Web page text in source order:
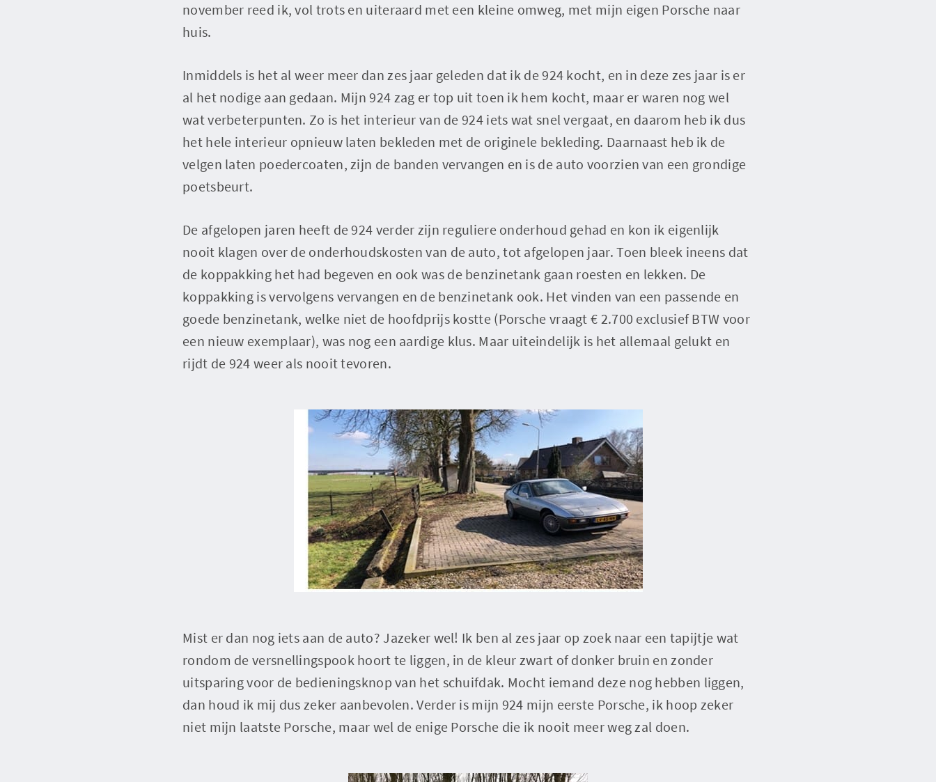
november reed ik, vol trots en uiteraard met een kleine omweg, met mijn eigen Porsche naar
huis.
Inmiddels is het al weer meer dan zes jaar geleden dat ik de 924 kocht, en in deze zes jaar is er
al het nodige aan gedaan. Mijn 924 zag er top uit toen ik hem kocht, maar er waren nog wel
wat verbeterpunten. Zo is het interieur van de 924 iets wat snel vergaat, en daarom heb ik dus
het hele interieur opnieuw laten bekleden met de originele bekleding. Daarnaast heb ik de
velgen laten poedercoaten, zijn de banden vervangen en is de auto voorzien van een grondige
poetsbeurt.
De afgelopen jaren heeft de 924 verder zijn reguliere onderhoud gehad en kon ik eigenlijk
nooit klagen over de onderhoudskosten van de auto, tot afgelopen jaar. Toen bleek ineens dat
de koppakking het had begeven en ook was de benzinetank gaan roesten en lekken. De
koppakking is vervolgens vervangen en de benzinetank ook. Het vinden van een passende en
goede benzinetank, welke niet de hoofdprijs kostte (Porsche vraagt € 2.700 exclusief BTW voor
een nieuw exemplaar), was nog een aardige klus. Maar uiteindelijk is het allemaal gelukt en
rijdt de 924 weer als nooit tevoren.
Mist er dan nog iets aan de auto? Jazeker wel! Ik ben al zes jaar op zoek naar een tapijtje wat
rondom de versnellingspook hoort te liggen, in de kleur zwart of donker bruin en zonder
uitsparing voor de bedieningsknop van het schuifdak. Mocht iemand deze nog hebben liggen,
dan houd ik mij dus zeker aanbevolen. Verder is mijn 924 mijn eerste Porsche, ik hoop zeker
niet mijn laatste Porsche, maar wel de enige Porsche die ik nooit meer weg zal doen.